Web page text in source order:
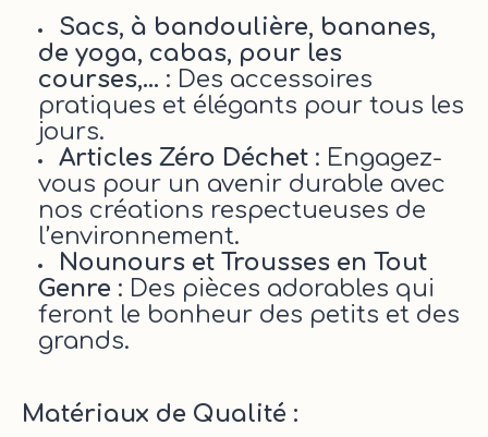
Sacs, à bandoulière, bananes,
de yoga, cabas, pour les
courses,... : Des accessoires
pratiques et élégants pour tous les
jours.
Articles Zéro Déchet : Engagez-
vous pour un avenir durable avec
nos créations respectueuses de
l’environnement.
Nounours et Trousses en Tout
Genre : Des pièces adorables qui
feront le bonheur des petits et des
grands.
Matériaux de Qualité :